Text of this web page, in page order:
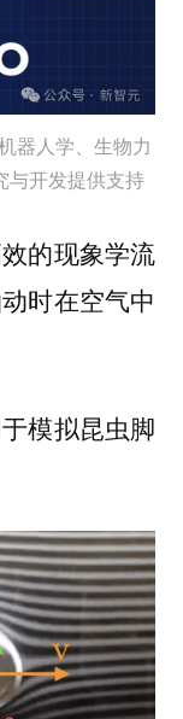
器人学、生物力
与开发提供支持
的现象学流
时在空气中
于模拟昆虫脚